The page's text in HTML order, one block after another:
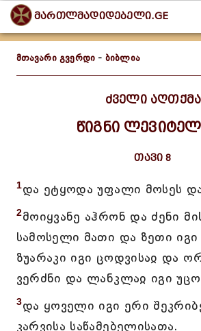
მართლმადიდებელი.GE
მთავარი გვერდი - ბიბლია
ძველი აღთქმა
წიგნი
თავი 8
1და ეტყოდა უფალი მოსეს
2მოიყვანე აჰრონ და ძენი
სამოსელი მათი და ზეთი იგი
ზუარაკი იგი ცოდვისაჲ და
ვერძნი და ლანკლაჲ იგი
3და ყოველი იგი ერი
კარვისა საწამებელისათა.